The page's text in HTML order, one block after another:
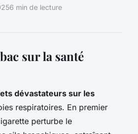
6 min de lecture
sur la santé
dévastateurs sur les
respiratoires. En premier
perturbe le